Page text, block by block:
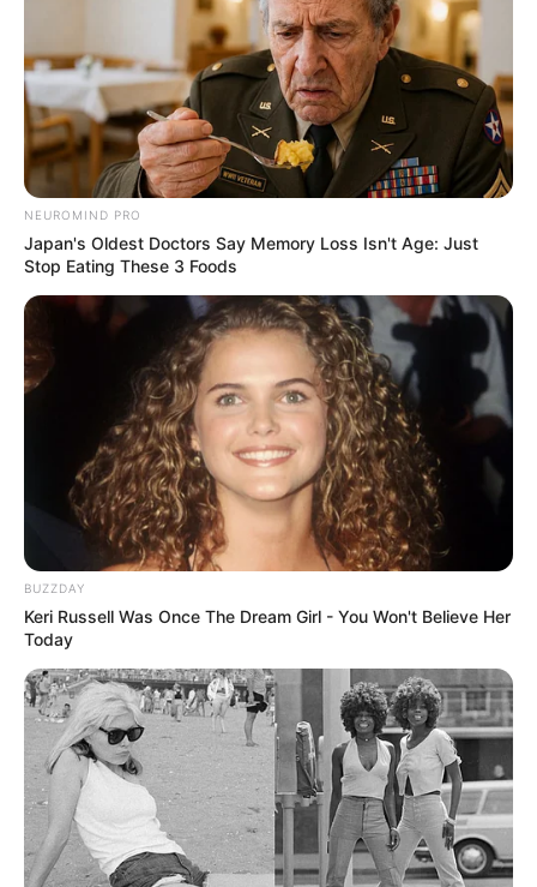
Navigation
des
articles
←PRONOSTIC QUINTÉ PRIX
DE L’ANGOUMOIS 10-12-2025
PRONOSTIC QUINTÉ PRIX DE
TOURCOING 12-12-2025→
NEUROMIND PRO
Japan's Oldest Doctors Say Memory Loss Isn't Age: Just
Stop Eating These 3 Foods
BUZZDAY
Keri Russell Was Once The Dream Girl - You Won't Believe Her
Today